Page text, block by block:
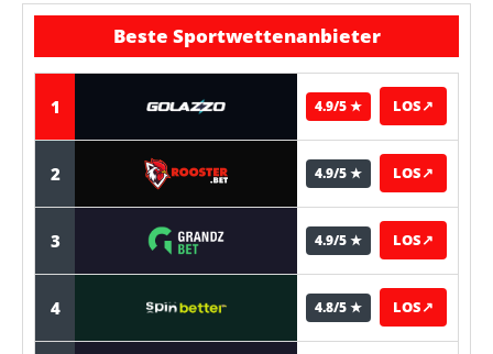
Beste Sportwettenanbieter
1 4.9/5 ★ LOS↗
2 4.9/5 ★ LOS↗
3 4.9/5 ★ LOS↗
4 4.8/5 ★ LOS↗